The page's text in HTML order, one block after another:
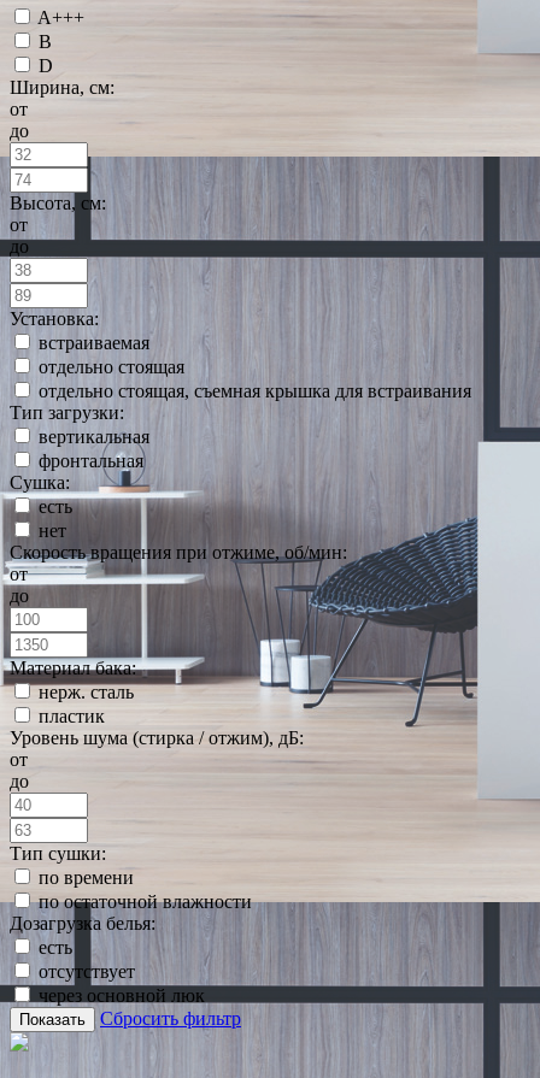
A+++
B
D
Ширина, см:
от
до
Высота, см:
от
до
Установка:
встраиваемая
отдельно стоящая
отдельно стоящая, съемная крышка для встраивания
Тип загрузки:
вертикальная
фронтальная
Сушка:
есть
нет
Скорость вращения при отжиме, об/мин:
от
до
Материал бака:
нерж. сталь
пластик
Уровень шума (стирка / отжим), дБ:
от
до
Тип сушки:
по времени
по остаточной влажности
Дозагрузка белья:
есть
отсутствует
через основной люк
Показать Сбросить фильтр